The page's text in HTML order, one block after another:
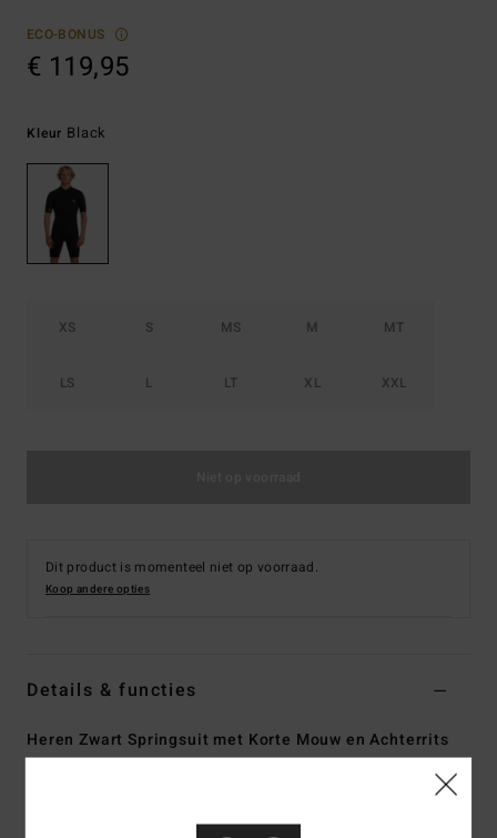
ECO-BONUS
€ 119,95
Kleur Black
XS S MS M MT
LS L LT XL XXL
Dit product is momenteel niet op voorraad.
Koop andere opties
Details & functies
Heren Zwart Springsuit met Korte Mouw en Achterrits